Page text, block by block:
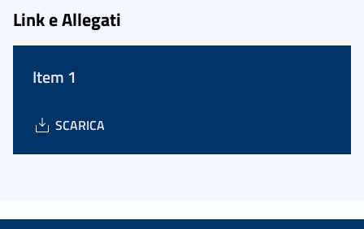
Link e Allegati
Item 1
SCARICA